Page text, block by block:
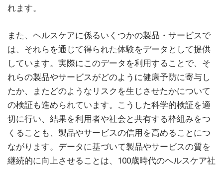
れます。
また、ヘルスケアに係るいくつかの製品・サービスで
は、それらを通じて得られた体験をデータとして提供
しています。実際にこのデータを利用することで、そ
れらの製品やサービスがどのように健康予防に寄与し
たか、またどのようなリスクを生じさせたかについて
の検証も進められています。こうした科学的検証を適
切に行い、結果を利用者や社会と共有する枠組みをつ
くることも、製品やサービスの信用を高めることにつ
ながります。データに基づいて製品やサービスの質を
継続的に向上させることは、100歳時代のヘルスケア社